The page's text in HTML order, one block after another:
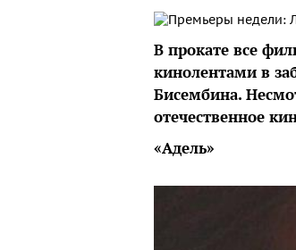
В прокате все
кинолентами в
Бисембина.
отечественное
«Адель»